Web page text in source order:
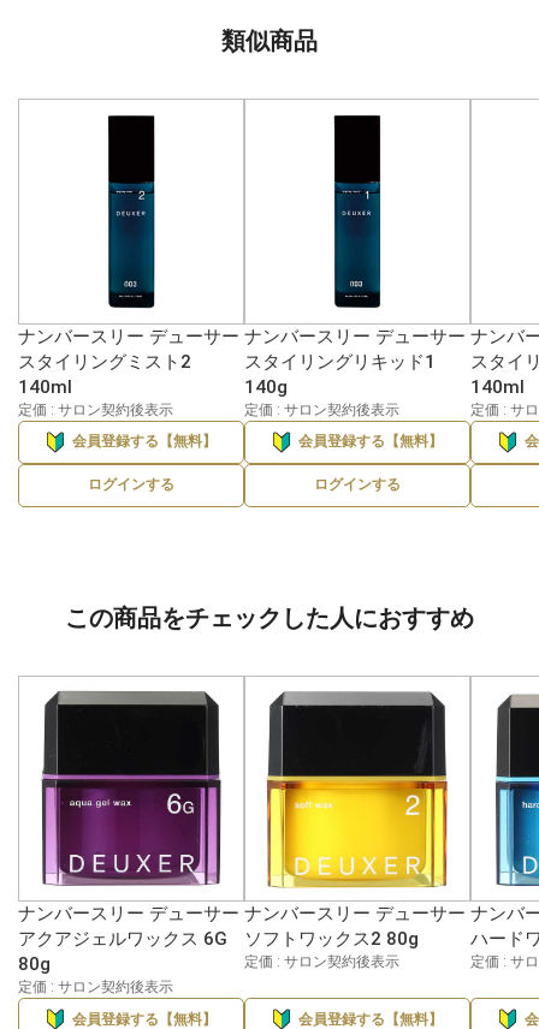
類似商品
ナンバースリー デューサー
スタイリングミスト2
140ml
定価 : サロン契約後表示
会員登録する【無料】
ログインする
ナンバースリー デューサー
スタイリングリキッド1
140g
定価 : サロン契約後表示
会員登録する【無料】
ログインする
ナンバ
スタイ
140ml
定価 : サ
この商品をチェックした人におすすめ
ナンバースリー デューサー
アクアジェルワックス 6G
80g
定価 : サロン契約後表示
会員登録する【無料】
ナンバースリー デューサー
ソフトワックス2 80g
定価 : サロン契約後表示
会員登録する【無料】
ナンバ
ハード
定価 : サ